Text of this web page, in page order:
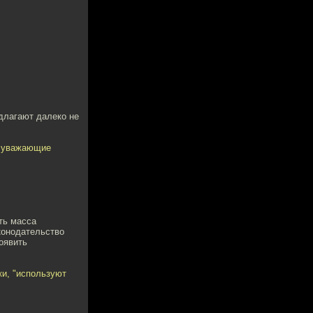
далеко не
уважающие
масса
"используют